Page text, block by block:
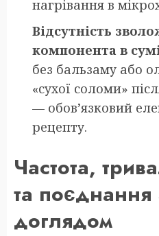
нагрівання в
Відсутність
компонента в
без бальзаму або
«сухої соломи»
— обов’язковий
рецепту.
Частота,
та
доглядом